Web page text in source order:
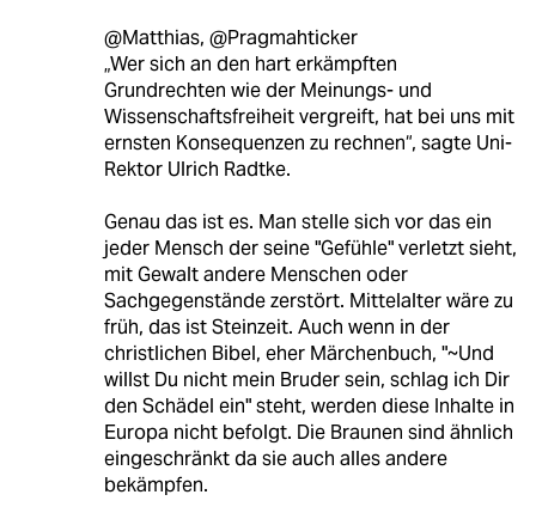
@Matthias, @Pragmahticker
„Wer sich an den hart erkämpften
Grundrechten wie der Meinungs- und
Wissenschaftsfreiheit vergreift, hat bei uns mit
ernsten Konsequenzen zu rechnen“, sagte Uni-
Rektor Ulrich Radtke.
Genau das ist es. Man stelle sich vor das ein
jeder Mensch der seine "Gefühle" verletzt sieht,
mit Gewalt andere Menschen oder
Sachgegenstände zerstört. Mittelalter wäre zu
früh, das ist Steinzeit. Auch wenn in der
christlichen Bibel, eher Märchenbuch, "~Und
willst Du nicht mein Bruder sein, schlag ich Dir
den Schädel ein" steht, werden diese Inhalte in
Europa nicht befolgt. Die Braunen sind ähnlich
eingeschränkt da sie auch alles andere
bekämpfen.